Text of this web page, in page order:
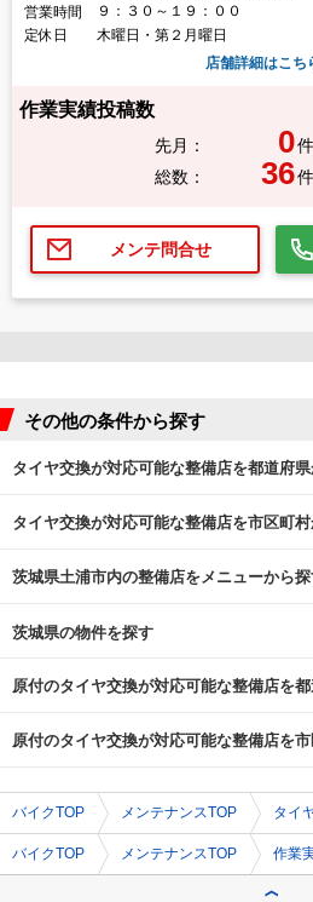
営業時間
９：３０～１９：００
定休日
木曜日・第２月曜日
店舗詳細はこち
作業実績投稿数
先月： 0件
総数：
36件
メンテ問合せ
その他の条件から探す
タイヤ交換が対応可能な整備店を都道府
タイヤ交換が対応可能な整備店を市区町
茨城県土浦市内の整備店をメニューから
茨城県の物件を探す
ＫＬＸ２３０ＳＭ ３年保証 倒立フロントフォーク ショート
ＣＢＲ１０００ＲＲ
ビーノ
Ｚ１０００ＬＴＤ Ｂ３ 北米仕様 角ヘッド ＡＳウオタ
ＳＲ４００ ２型 スタイリッシュ カ
ＧＳＸ２５０ＲＡＢＳ
１２５デューク
タクト
Ｖ－ストローム６５０ＸＴ
ＮＳＲ５０ 最終レプソルカラー 零チャ
原付のタイヤ交換が対応可能な整備店を
原付のタイヤ交換が対応可能な整備店を
バイクTOP メンテナンスTOP タイ
バイクTOP メンテナンスTOP 作業